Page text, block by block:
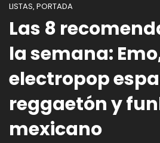
LISTAS, PORTADA
Las 8
la semana:
electropop
reggaetón y
mexicano